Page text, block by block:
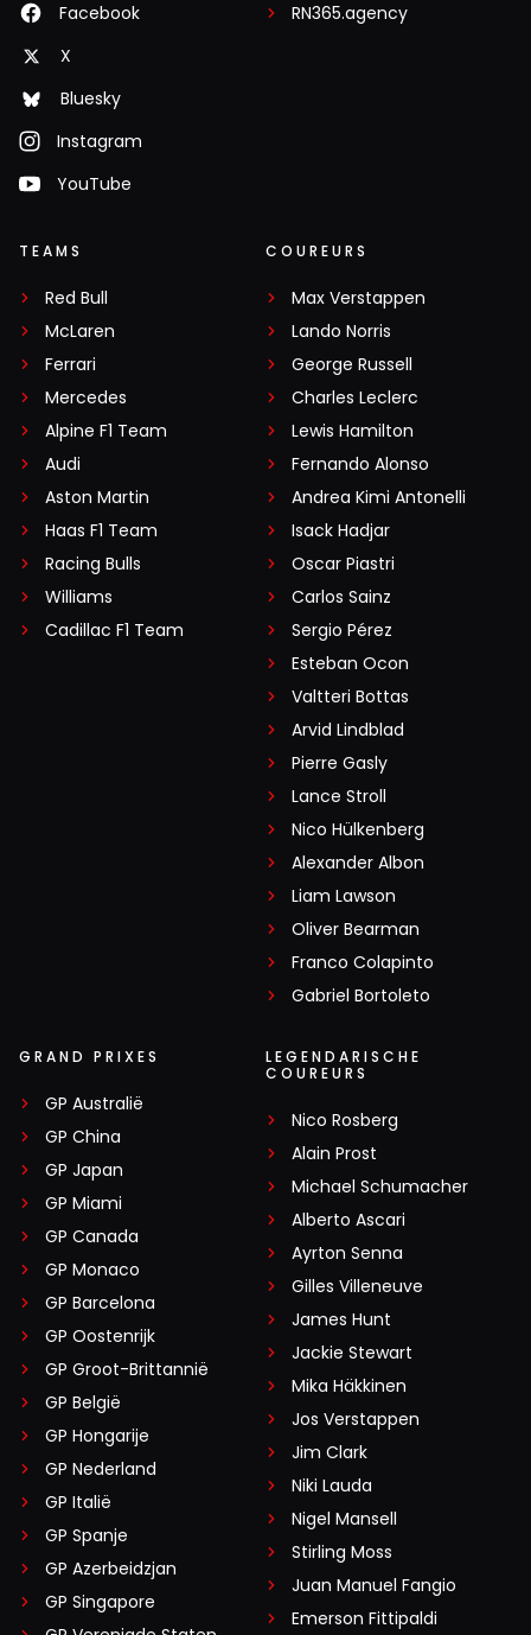
Facebook
X
Bluesky
Instagram
YouTube
RN365.agency
TEAMS
Red Bull
McLaren
Ferrari
Mercedes
Alpine F1 Team
Audi
Aston Martin
Haas F1 Team
Racing Bulls
Williams
Cadillac F1 Team
COUREURS
Max Verstappen
Lando Norris
George Russell
Charles Leclerc
Lewis Hamilton
Fernando Alonso
Andrea Kimi Antonelli
Isack Hadjar
Oscar Piastri
Carlos Sainz
Sergio Pérez
Esteban Ocon
Valtteri Bottas
Arvid Lindblad
Pierre Gasly
Lance Stroll
Nico Hülkenberg
Alexander Albon
Liam Lawson
Oliver Bearman
Franco Colapinto
Gabriel Bortoleto
GRAND PRIXES
GP Australië
GP China
GP Japan
GP Miami
GP Canada
GP Monaco
GP Barcelona
GP Oostenrijk
GP Groot-Brittannië
GP België
GP Hongarije
GP Nederland
GP Italië
GP Spanje
GP Azerbeidzjan
GP Singapore
LEGENDARISCHE
COUREURS
Nico Rosberg
Alain Prost
Michael Schumacher
Alberto Ascari
Ayrton Senna
Gilles Villeneuve
James Hunt
Jackie Stewart
Mika Häkkinen
Jos Verstappen
Jim Clark
Niki Lauda
Nigel Mansell
Stirling Moss
Juan Manuel Fangio
Emerson Fittipaldi